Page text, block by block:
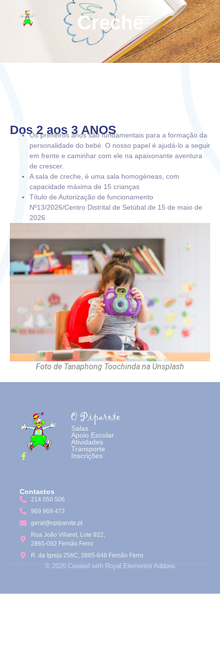
Creche
Dos 2 aos 3 ANOS
Os primeiros anos são fundamentais para a formação da
personalidade do bebé. O nosso papel é ajudá-lo a seguir
em frente e caminhar com ele na apaixonante aventura
de crescer.
A sala de creche, é uma sala homogéneas, com
capacidade máxima de 15 crianças
Título de Autorização de funcionamento
Nº13/2026/Centro Distrital de Setúbal de 15 de maio de
2026
Foto de Tanaphong Toochinda na Unsplash
Salas
Apoio Escolar
Atividades
Transporte
Inscrições
Contactos
214 050 506
969 969 473
geral@opiparote.pt
Rua João Villaret, Lote 922,
2865-092 Fernão Ferro
R. da Igreja 256C, 2865-648 Fernão Ferro
© 2026 Created with Royal Elementor Addons